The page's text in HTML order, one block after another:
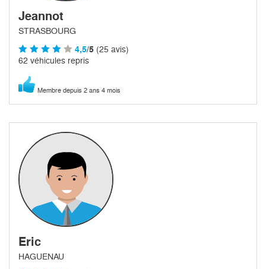
Jeannot
STRASBOURG
4,5/5 (25 avis)
62 véhicules repris
Membre depuis 2 ans 4 mois
Eric
HAGUENAU